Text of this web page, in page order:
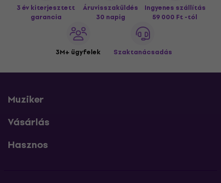
3 év kiterjesztett
garancia
Áruvisszaküldés
30 napig
Ingyenes szállítás
59 000 Ft -tól
3M+ ügyfelek Szaktanácsadás
Muziker
Vásárlás
Hasznos